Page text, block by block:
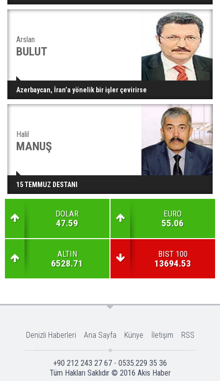
Arslan
BULUT
Azerbaycan, İran’a yönelik bir işler çevirirse
Halil
MANUŞ
15 TEMMUZ DESTANI
DOLAR
47.59
EURO
55.06
ALTIN
6528.71
BIST 100
13694.53
Denizli Haberleri Ana Sayfa Künye İletişim RSS
+90 212 243 27 67 - 0535.229 35 36
Tüm Hakları Saklıdır © 2016 Akis Haber